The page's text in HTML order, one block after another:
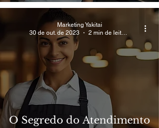
O Segredo do Atendimento
Marketing Yakitai
30 de out. de 2023
2 min de leitura